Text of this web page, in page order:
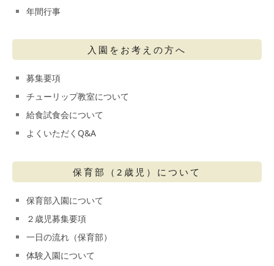
年間行事
入園をお考えの方へ
募集要項
チューリップ教室について
給食試食会について
よくいただくQ&A
保育部（2歳児）について
保育部入園について
２歳児募集要項
一日の流れ（保育部）
体験入園について